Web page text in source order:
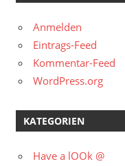
Anmelden
Eintrags-Feed
Kommentar-Feed
WordPress.org
KATEGORIEN
Have a lOOk @